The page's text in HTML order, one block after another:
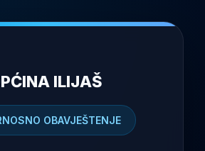
ILIJAŠ
OBAVJEŠTENJE